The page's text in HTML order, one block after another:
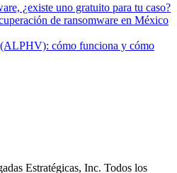
¿existe uno gratuito para tu caso?
de ransomware en México
cómo funciona y cómo
Estratégicas, Inc. Todos los